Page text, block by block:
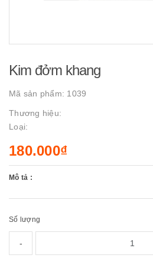
Kim đởm khang
Mã sản phẩm: 1039
Thương hiệu:
Loại:
180.000₫
Mô tả :
Số lượng
-